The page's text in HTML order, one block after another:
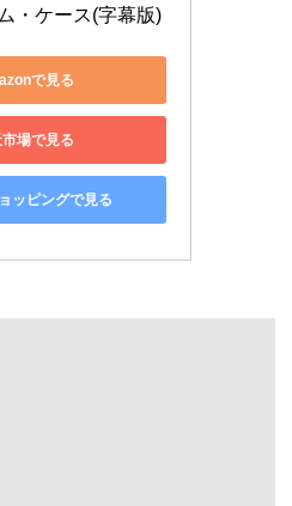
・ケース(字幕版)
で見る
場で見る
ッピングで見る